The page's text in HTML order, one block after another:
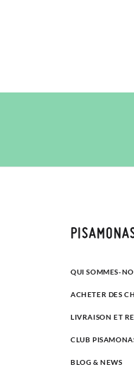
QUI SOMMES-
ACHETER DES
LIVRAISON ET
CLUB
BLOG & NEWS